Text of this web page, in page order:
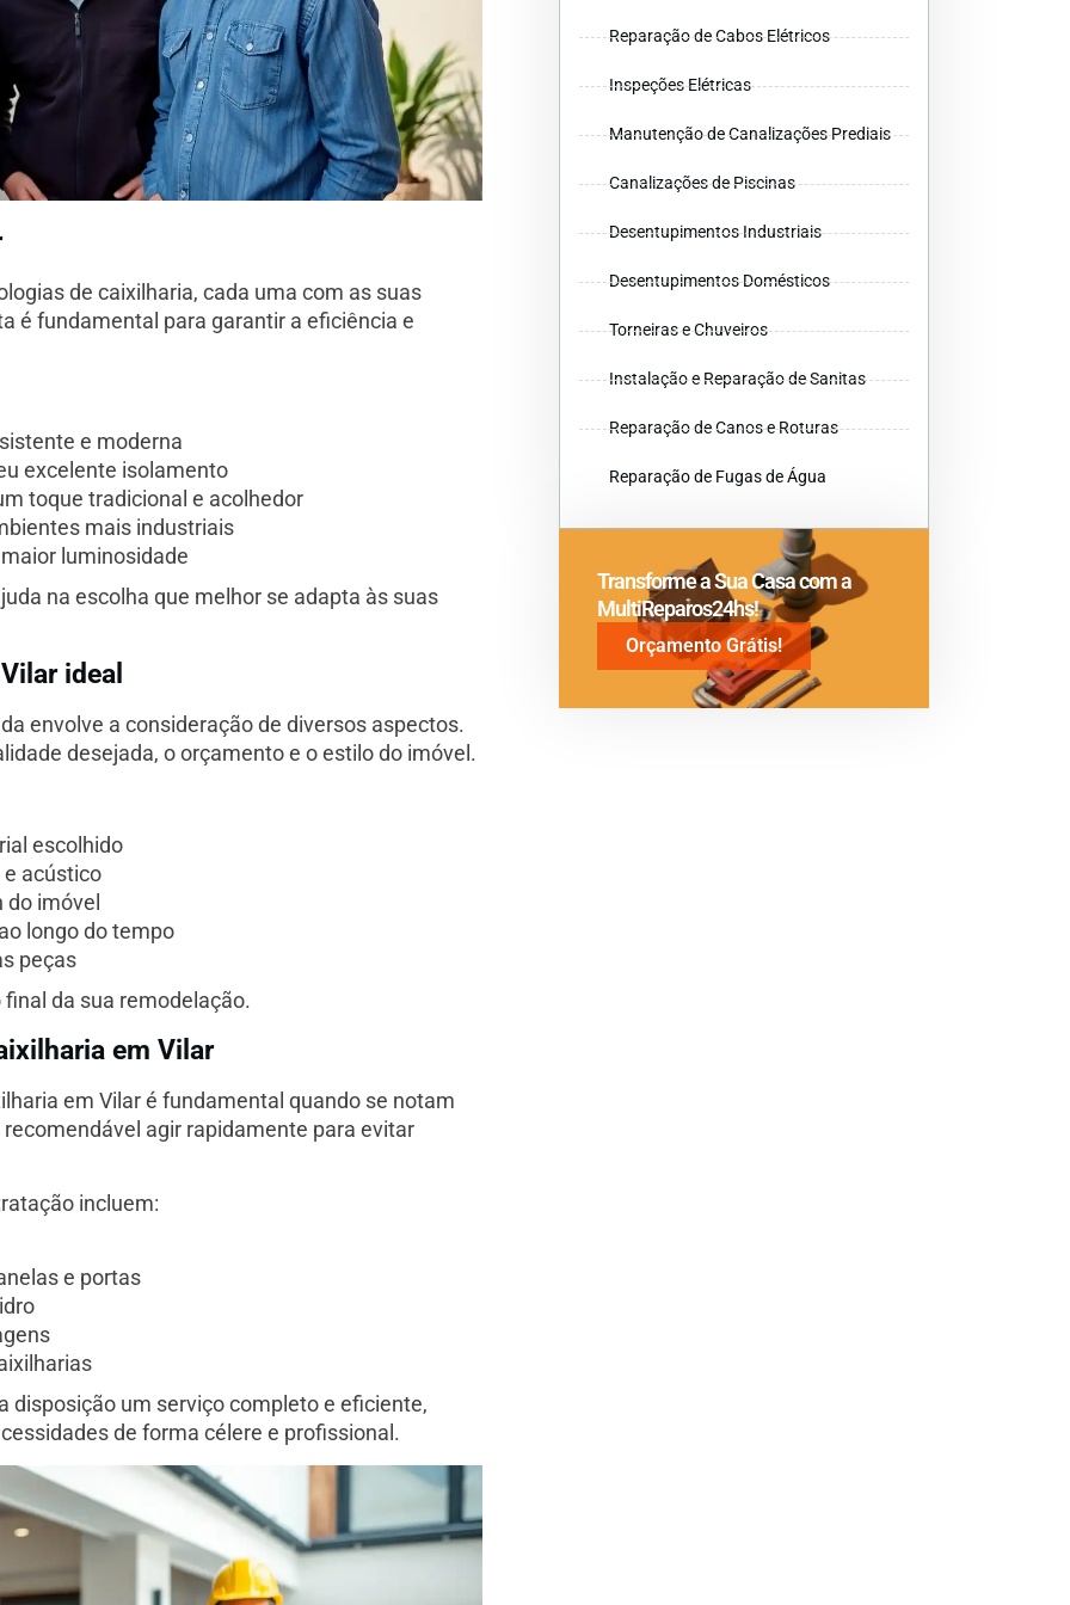
de caixilharia, cada uma com as suas
é fundamental para garantir a eficiência e
e moderna
excelente isolamento
toque tradicional e acolhedor
mais industriais
luminosidade
na escolha que melhor se adapta às suas
ideal
envolve a consideração de diversos aspectos.
desejada, o orçamento e o estilo do imóvel.
escolhido
acústico
imóvel
longo do tempo
peças
da sua remodelação.
em Vilar
em Vilar é fundamental quando se notam
agir rapidamente para evitar
incluem:
e portas
disposição um serviço completo e eficiente,
de forma célere e profissional.
Reparação de Cabos Elétricos
Inspeções Elétricas
Manutenção de Canalizações Prediais
Canalizações de Piscinas
Desentupimentos Industriais
Desentupimentos Domésticos
Torneiras e Chuveiros
Instalação e Reparação de Sanitas
Reparação de Canos e Roturas
Reparação de Fugas de Água
Transforme a Sua Casa com a
MultiReparos24hs!
Orçamento Grátis!